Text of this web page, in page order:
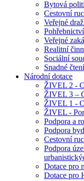
Bytová
Cestovní
Veřejné
Pohřebnictví
Veřejné
Realitní
Sociální
Snadné čtení
Národní dotace
ŽIVEL 2 -
ŽIVEL 3 –
ŽIVEL 1 -
ŽIVEL -
Podpora a
Podpora
Cestovní
Podpora
Dotace pro
Dotace pro